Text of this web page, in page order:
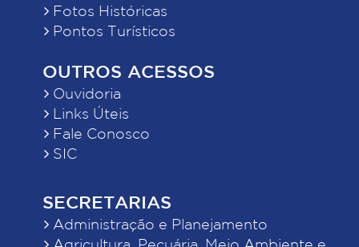
Fotos Históricas
Pontos Turísticos
OUTROS ACESSOS
Ouvidoria
Links Úteis
Fale Conosco
SIC
SECRETARIAS
Administração e Planejamento